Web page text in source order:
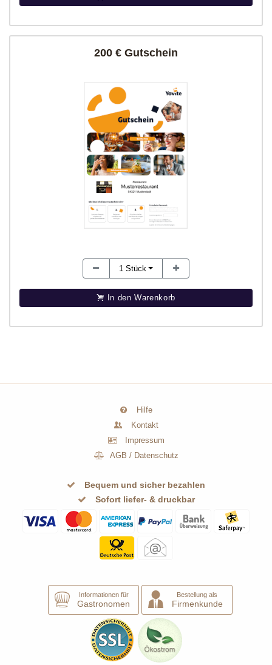
200 € Gutschein
1 Stück
In den Warenkorb
Hilfe
Kontakt
Impressum
AGB / Datenschutz
Bequem und sicher bezahlen
Sofort liefer- & druckbar
Informationen für
Gastronomen
Bestellung als
Firmenkunde